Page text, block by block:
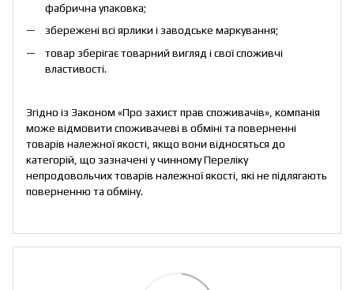
фабрична упаковка;
збережені всі ярлики і заводське маркування;
товар зберігає товарний вигляд і свої споживчі
властивості.
Згідно із Законом «Про захист прав споживачів», компанія
може відмовити споживачеві в обміні та поверненні
товарів належної якості, якщо вони відносяться до
категорій, що зазначені у чинномуПереліку
непродовольчих товарів належної якості, які не підлягають
поверненню та обміну.